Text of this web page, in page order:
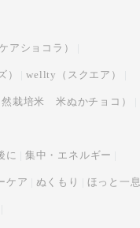
アショコラ）
） wellty（スクエア）
栽培米 米ぬかチョコ）
に 集中・エネルギー
ケア ぬくもり ほっと一息